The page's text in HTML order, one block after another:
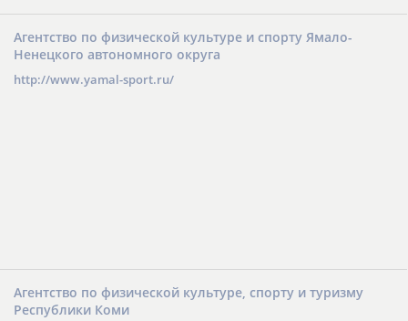
Агентство по физической культуре и спорту Ямало-
Ненецкого автономного округа
http://www.yamal-sport.ru/
Агентство по физической культуре, спорту и туризму
Республики Коми